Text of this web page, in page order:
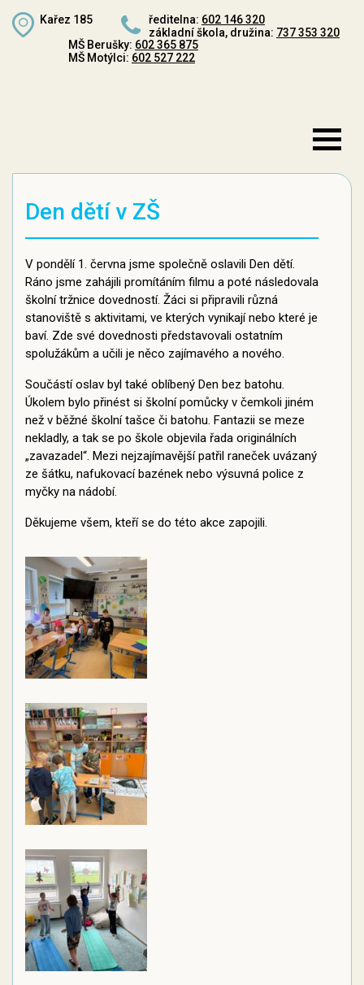
Kařez 185 ředitelna: 602 146 320
základní škola, družina: 737 353 320
MŠ Berušky: 602 365 875
MŠ Motýlci: 602 527 222
Den dětí v ZŠ
V pondělí 1. června jsme společně oslavili Den dětí.
Ráno jsme zahájili promítáním filmu a poté následovala
školní tržnice dovedností. Žáci si připravili různá
stanoviště s aktivitami, ve kterých vynikají nebo které je
baví. Zde své dovednosti představovali ostatním
spolužákům a učili je něco zajímavého a nového.
Součástí oslav byl také oblíbený Den bez batohu.
Úkolem bylo přinést si školní pomůcky v čemkoli jiném
než v běžné školní tašce či batohu. Fantazii se meze
nekladly, a tak se po škole objevila řada originálních
„zavazadel“. Mezi nejzajímavější patřil raneček uvázaný
ze šátku, nafukovací bazének nebo výsuvná police z
myčky na nádobí.
Děkujeme všem, kteří se do této akce zapojili.